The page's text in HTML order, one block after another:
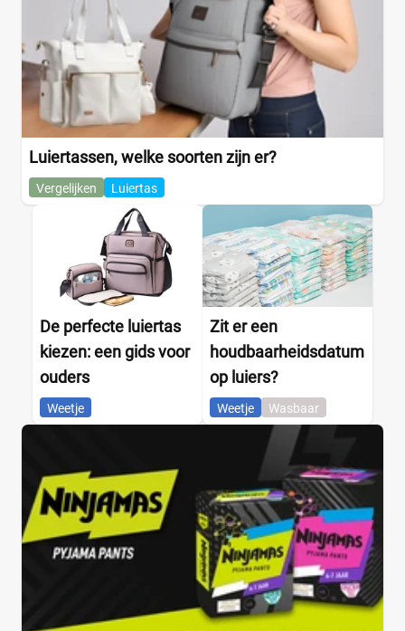
Luiertassen, welke soorten zijn er?
Vergelijken Luiertas
De perfecte luiertas
kiezen: een gids voor
ouders
Weetje
Zit er een
houdbaarheidsdatum
op luiers?
Weetje Wasbaar